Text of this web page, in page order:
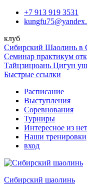
Перейти+7 913 919 3531
клуб
Сибирский Шаолинь в
Семинар практикум
Тайцзицюань Цигун
Быстрые ссылки
Расписание
Выступления
Соревнования
Турниры
Интересное из
Наши тренировки
вход
Сибирский шаолинь